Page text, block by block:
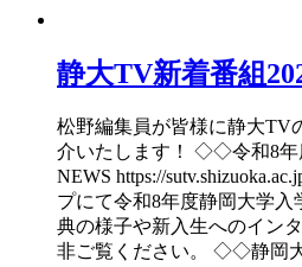
静大TV新着番組
松野編集員が皆様に静大TV
介いたします！ ◇◇令和8年
NEWS https://
プにて令和8年度静岡大学
典の様子や新入生へのイン
非ご覧ください。 ◇◇静岡